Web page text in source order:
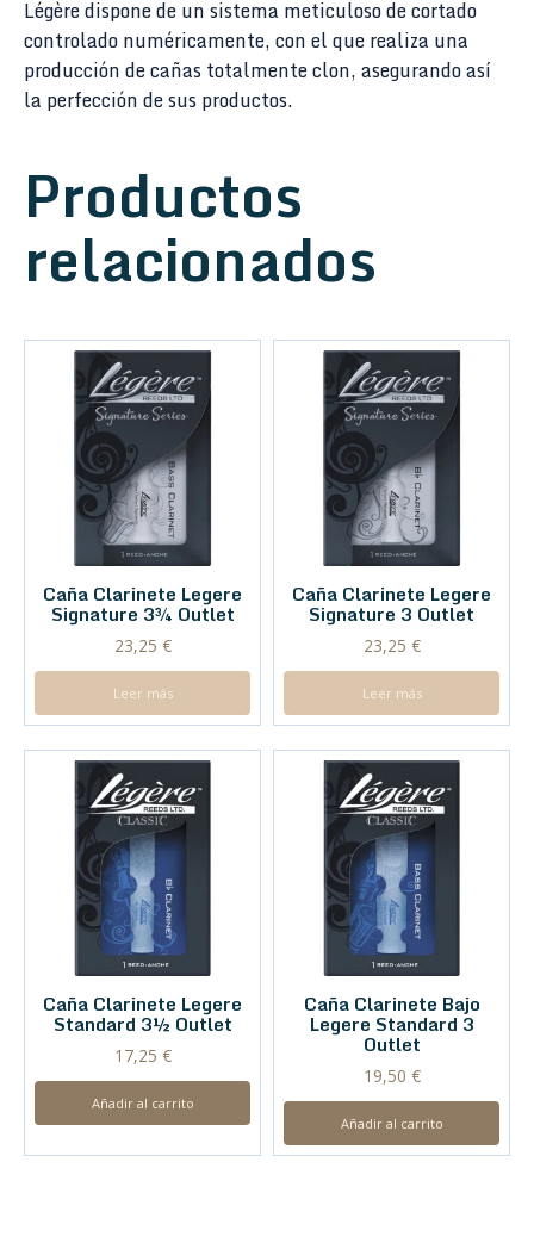
Légère dispone de un sistema meticuloso de cortado
controlado numéricamente, con el que realiza una
producción de cañas totalmente clon, asegurando así
la perfección de sus productos.
Productos
relacionados
Caña Clarinete Legere
Signature 3¾ Outlet
23,25 €
Leer más
Caña Clarinete Legere
Signature 3 Outlet
23,25 €
Leer más
Caña Clarinete Legere
Standard 3½ Outlet
17,25 €
Añadir al carrito
Caña Clarinete Bajo
Legere Standard 3
Outlet
19,50 €
Añadir al carrito